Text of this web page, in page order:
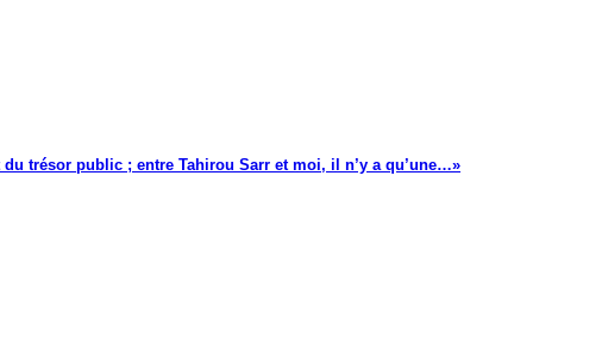
trésor public ; entre Tahirou Sarr et moi, il n’y a qu’une…»